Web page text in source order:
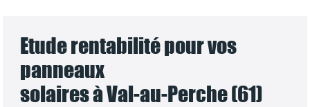
Etude rentabilité pour vos
panneaux
solaires à Val-au-Perche (61)